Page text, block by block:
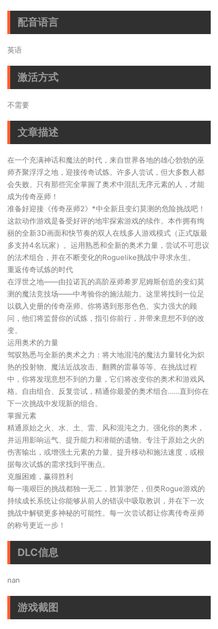
配音语言
英语
激活方式
不需要
文章描述
在一个充满神话和魔法的时代，来自世界各地的雄心勃勃的巫
师齐聚浮浮之地，迎接传奇试炼。许多人尝试，但大多数人都
会失败。只有那些完全掌握了奥术中混乱无序元素的人，才能
成为传奇巫师！
准备好迎接《传奇巫师2》*中全新且变幻莫测的危险挑战吧！
这款动作游戏是备​​受好评的地牢探索游戏的续作。本作拥有绚
丽的全新3D画面和快节奏的双人在线多人游戏模式（正式版最
多支持4名玩家）。运用熟悉和全新的奥术力量，尝试不可思议
的法术组合，并在不断变化的Roguelike挑战中寻求永生。
重返传奇试炼的时代
在浮世之地——由拉诺瓦的高阶巫师希罗尼姆斯创造的变幻莫
测的魔法竞技场——中考验你的施法能力。这里将找到一位足
以载入史册的传奇巫师。你将遇到形形色色、实力强大的顾
问，他们将监督你的试炼，指引你前行，并带来意想不到的改
变。
运用奥术的力量
驾驭熟悉与全新的奥术之力：将大地混沌的魔法力量转化为炽
热的投射物、魔法近战攻击、翻腾的雷暴等等。在挑战过程
中，你将发现意想不到的力量，它们将改变你的奥术和游戏风
格。自由组合、反复尝试，精通你最爱的奥术组合……直到你在
下一次挑战中发现新的组合。
掌握元素
精通原始之火、水、土、雷、风和混沌之力。强化你的奥术，
并运用影响运气、提升能力和潜能的遗物。专注于原始之火的
伤害输出，或增强土元素的力量。提升移动和施法速度，或根
据每次试炼的需求找到平衡点。
克服困难，赢得胜利
每一项艰巨的挑战都独一无二，胜算渺茫，但类Rogue游戏的
持续成长系统让你能够从前人的错误中吸取教训，并在下一次
挑战中解锁更多神秘的可能性。每一次尝试都让你离传奇巫师
的称号更近一步！
DLC信息
nan
游戏截图